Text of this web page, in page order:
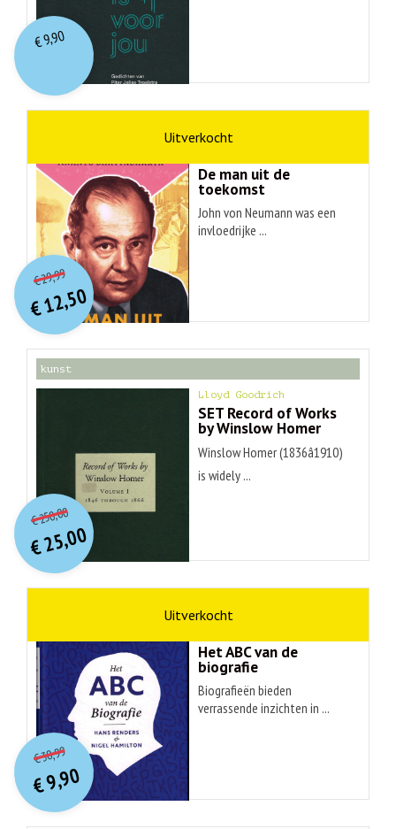
€9,90
De man uit de
toekomst
John von Neumann was een
invloedrijke ...
€29,99O
orspr
onkelijke
prijs
was:
€ 29,99.
€12,50
Huidige
prijs
is:€ 12,50.
kunst
Lloyd Goodrich
SET Record of Works
by Winslow Homer
Winslow Homer (1836â1910)
is widely ...
€250,00O
orspr
onkelijke
prijs
was:
€ 250,00.
€25,00
Huidige
prijs
is:
€ 25,00.
Het ABC van de
biografie
Biografieën bieden
verrassende inzichten in ...
€30,99O
orspr
onkelijke
prijs
was:
€ 30,99.
€9,90
Huidige
prijs
is:
€ 9,90.